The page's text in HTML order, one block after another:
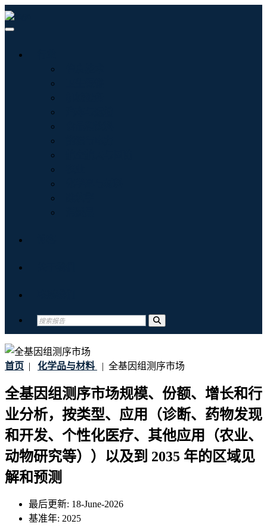
首页 | 化学品与材料 | 全基因组测序市场
全基因组测序市场规模、份额、增长和行
业分析，按类型、应用（诊断、药物发现
和开发、个性化医疗、其他应用（农业、
动物研究等））以及到 2035 年的区域见
解和预测
最后更新: 18-June-2026
基准年: 2025